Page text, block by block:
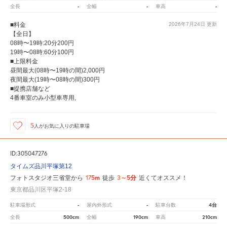
全長 - 全幅 - 車高 -
2026年7月24日 更新
■料金
【全日】
08時〜19時:20分200円
19時〜08時:60分100円
■上限料金
昼間最大(08時〜19時の間)2,000円
夜間最大(19時〜08時の間)300円
■提携店舗など
4番車室のみ小型車専用,
5 人がお気に入りの駐車場
ID:305047276
タイムズ品川平塚第12
フォトスタジオ三省堂から 175m 徒歩 3～5分 近くてオススメ！
東京都品川区平塚2-18
駐車場形式 - 屋内外形式 - 駐車台数 4台
全長 500cm 全幅 190cm 車高 210cm